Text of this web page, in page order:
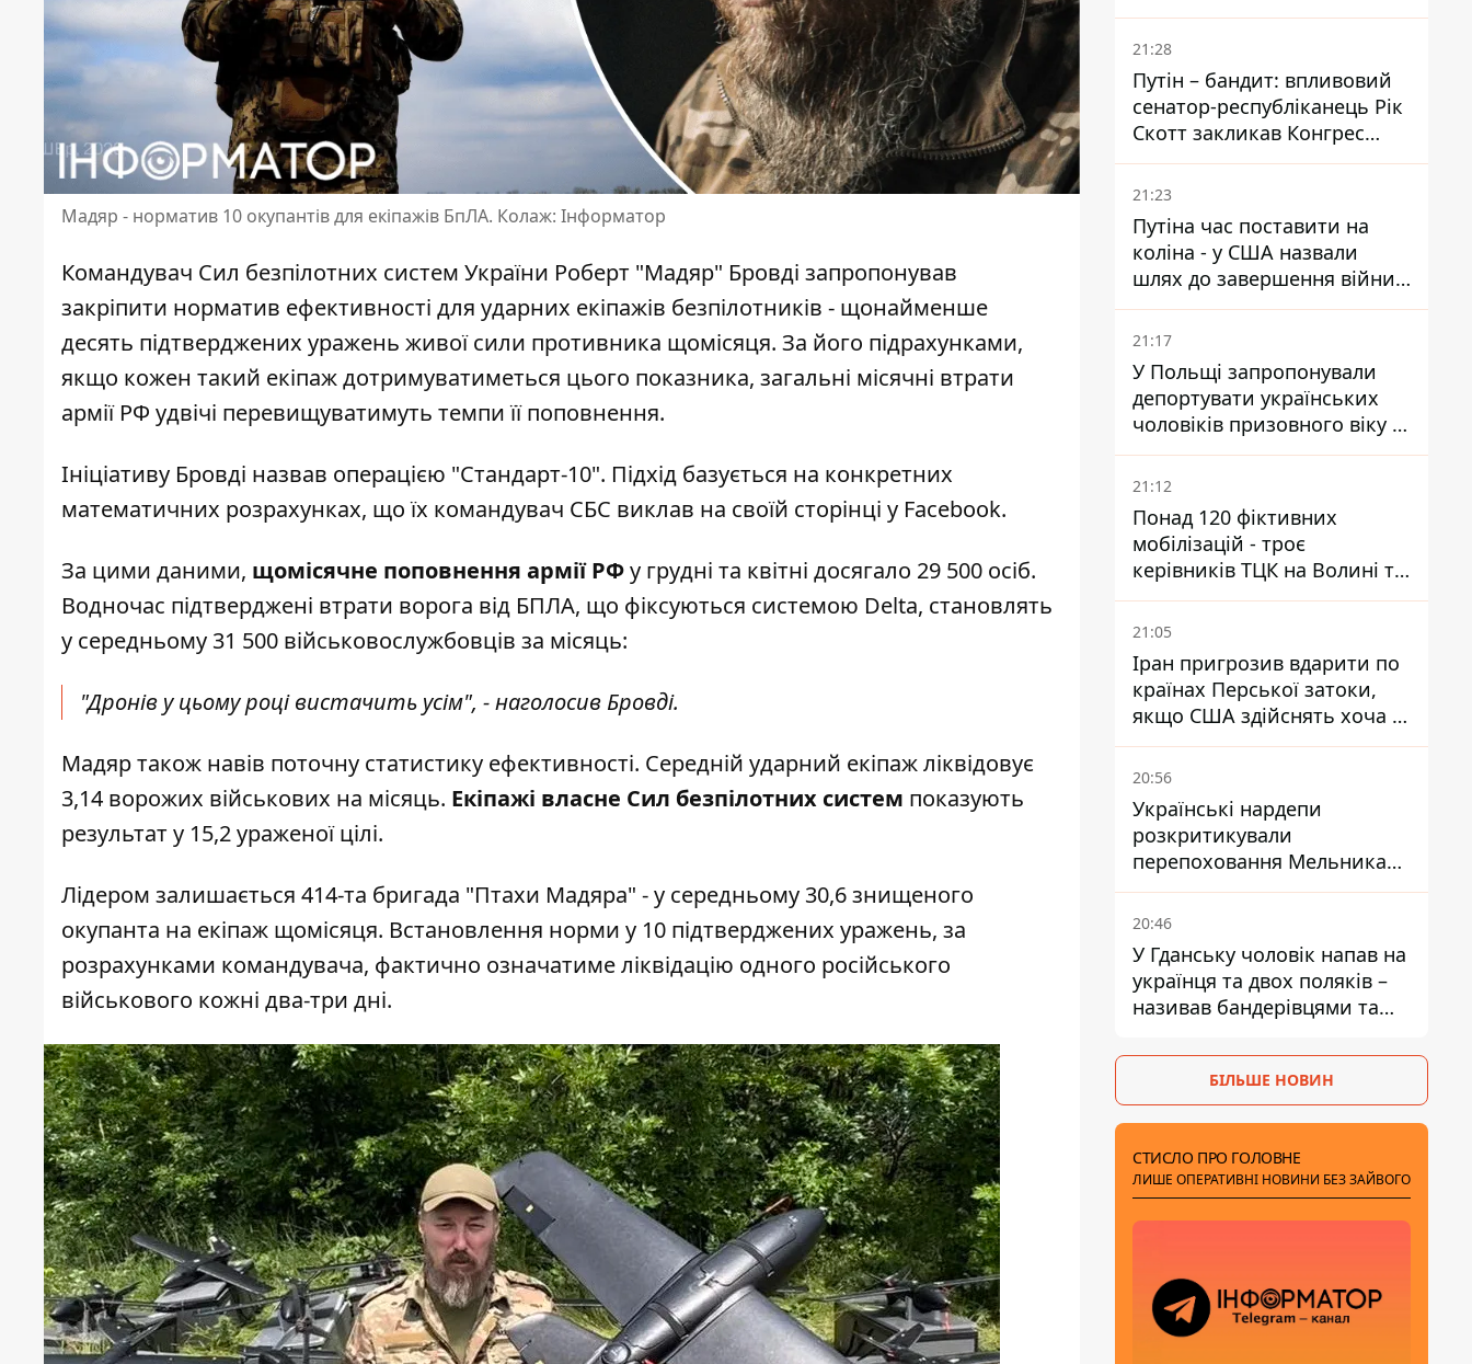
Мадяр - норматив 10 окупантів для екіпажів БпЛА. Колаж: Інформатор
Командувач Сил безпілотних систем України Роберт "Мадяр" Бровді запропонував
закріпити норматив ефективності для ударних екіпажів безпілотників - щонайменше
десять підтверджених уражень живої сили противника щомісяця. За його підрахунками,
якщо кожен такий екіпаждотримуватиметься цього показника, загальні місячні втрати
армії РФ удвічі перевищуватимуть темпи її поповнення.
Ініціативу Бровді назвав операцією "Стандарт-10". Підхід базується на конкретних
математичних розрахунках, що їх командувач СБС виклав на своїй сторінці у Facebook.
За цими даними, щомісячне поповнення армії РФу грудні та квітні досягало 29 500 осіб.
Водночас підтверджені втрати ворога від БПЛА, що фіксуються системою Delta, становлять
у середньому 31 500 військовослужбовців за місяць:
"Дронів у цьому році вистачить усім", - наголосив Бровді.
Мадяр також навів поточну статистику ефективності. Середній ударний екіпаж ліквідовує
3,14 ворожих військових на місяць. Екіпажі власне Сил безпілотних систем показують
результат у 15,2 ураженої цілі.
Лідером залишається 414-та бригада "Птахи Мадяра" - у середньому 30,6 знищеного
окупанта на екіпаж щомісяця. Встановлення норми у 10 підтверджених уражень, за
розрахунками командувача, фактично означатиме ліквідацію одного російського
військового кожні два-три дні.
ударами опинилися п'ять
районів області
21:28
Путін – бандит: впливовий
сенатор-республіканець Рік
Скотт закликав Конгрес
притягнути РФ до
відповідальності за війну в
Україні
21:23
Путіна час поставити на
коліна - у США назвали
шлях до завершення війни -
National Security Journal
21:17
У Польщі запропонували
депортувати українських
чоловіків призовного віку -
кого це може торкнутися
21:12
Понад 120 фіктивних
мобілізацій - троє
керівників ТЦК на Волині та
Буковині отримали підозри
за фейкові звіти
21:05
Іран пригрозив вдарити по
країнах Перської затоки,
якщо США здійснять хоча б
одну атаку - Reuters
20:56
Українські нардепи
розкритикували
перепоховання Мельника
через ризик дипломатичної
ізоляції
20:46
У Гданську чоловік напав на
українця та двох поляків –
називав бандерівцями та
БІЛЬШЕ НОВИН
СТИСЛО ПРО ГОЛОВНЕ
ЛИШЕ ОПЕРАТИВНІ НОВИНИ БЕЗ ЗАЙВОГО